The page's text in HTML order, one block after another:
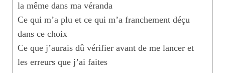
la même dans ma véranda
Ce qui m’a plu et ce qui m’a franchement déçu
dans ce choix
Ce que j’aurais dû vérifier avant de me lancer et
les erreurs que j’ai faites